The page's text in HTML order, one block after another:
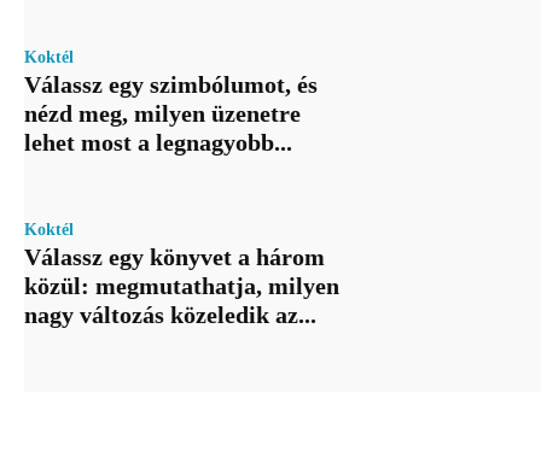
Koktél
Válassz egy szimbólumot, és
nézd meg, milyen üzenetre
lehet most a legnagyobb...
Koktél
Válassz egy könyvet a három
közül: megmutathatja, milyen
nagy változás közeledik az...